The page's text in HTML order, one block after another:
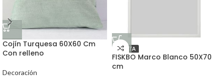
Cojín Turquesa 60X60 Cm
Con relleno
Decoración
OFERTA
FISKBO Marco Blanco 50X70
cm